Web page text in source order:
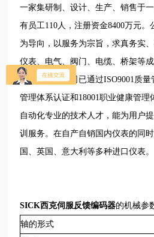
一家集研制、设计、生产、销售于
有员工110人，注册资金8400万元
为导向，以服务为宗旨，求真务实
仪表、电气、阀门、电缆、桥架等
业发展有限公司已通过ISO9001质
管理体系认证和18001职业健康管
自动化专业的技术人才，能为用户
训服务。在自产自销国内仪表的同
国、英国、意大利等多种进口仪表。
SICK西克伺服反馈编码器的机械参
轴的形式